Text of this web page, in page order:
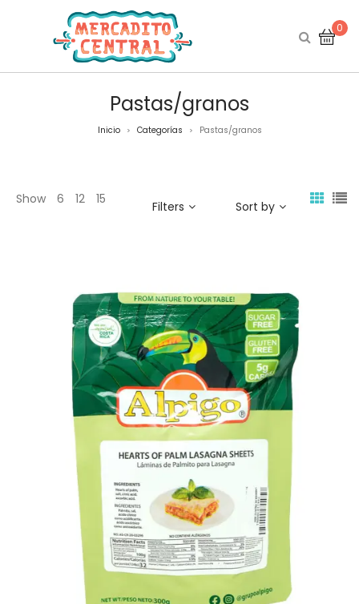
0
Pastas/granos
Inicio > Categorías > Pastas/granos
Show 6 12 15 Filters Sort by